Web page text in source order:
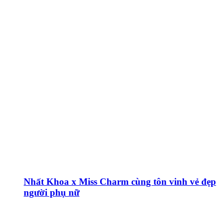
Nhất Khoa x Miss Charm cùng tôn vinh vẻ đẹp
người phụ nữ